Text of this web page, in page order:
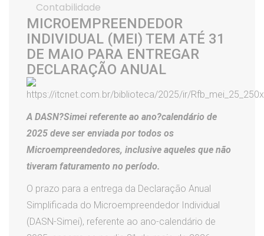
Contabilidade
MICROEMPREENDEDOR
INDIVIDUAL (MEI) TEM ATÉ 31
DE MAIO PARA ENTREGAR
DECLARAÇÃO ANUAL
A DASN?Simei referente ao ano?calendário de
2025 deve ser enviada por todos os
Microempreendedores, inclusive aqueles que não
tiveram faturamento no período.
O prazo para a entrega da Declaração Anual
Simplificada do Microempreendedor Individual
(DASN-Simei), referente ao ano-calendário de